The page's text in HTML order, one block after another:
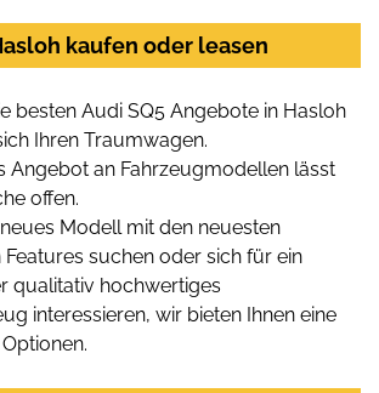
kaufen oder leasen
besten Audi SQ5 Angebote in Hasloh
Ihren Traumwagen.
Angebot an Fahrzeugmodellen lässt
offen.
Modell mit den neuesten
suchen oder sich für ein
qualitativ hochwertiges
interessieren, wir bieten Ihnen eine